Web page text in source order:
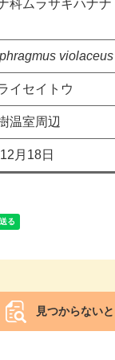
科ムラサキハナナ
violaceus
イセイトウ
温室周辺
月18日
見つからない